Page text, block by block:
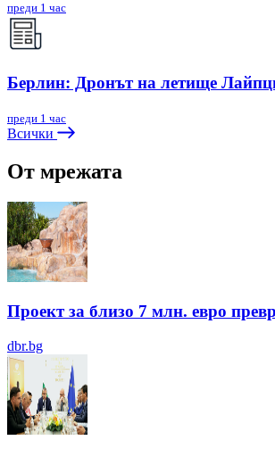
преди 1 час
Берлин: Дронът на летище
преди 1 час
Всички
От мрежата
Проект за близо 7 млн. евро
dbr.bg